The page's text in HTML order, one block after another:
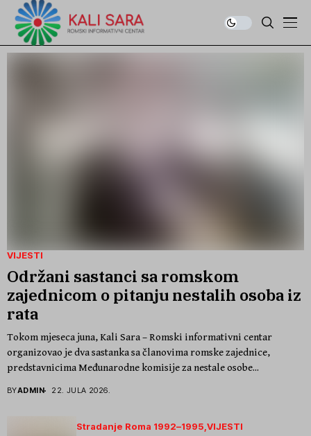
VIJESTI
Održani sastanci sa romskom
zajednicom o pitanju nestalih osoba iz
rata
Tokom mjeseca juna, Kali Sara – Romski informativni centar
organizovao je dva sastanka sa članovima romske zajednice,
predstavnicima Međunarodne komisije za nestale osobe...
BYADMIN 22. JULA 2026.
Stradanje Roma 1992–1995 VIJESTI